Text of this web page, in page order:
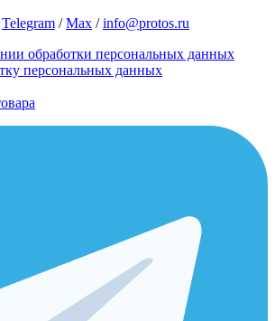
Telegram /Max /info@protos.ru
обработки персональных данных
персональных данных